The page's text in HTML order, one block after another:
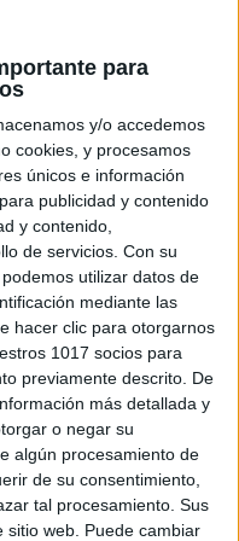
para
y/o accedemos
cookies, y procesamos
únicos e información
publicidad y contenido
y contenido,
de servicios. Con su
utilizar datos de
mediante las
hacer clic para otorgarnos
1017 socios para
previamente descrito. De
más detallada y
o negar su
algún procesamiento de
de su consentimiento,
tal procesamiento. Sus
sitio web. Puede cambiar